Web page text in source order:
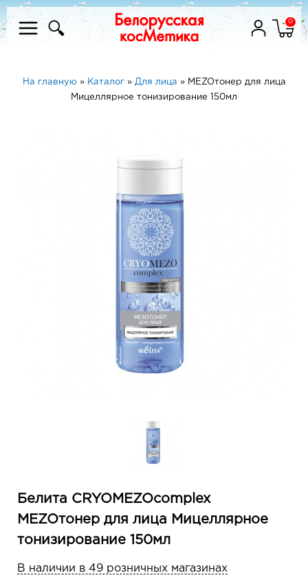
0
На главную» Каталог» Для лица » MEZOтонер для лица
Мицеллярное тонизирование 150мл
Белита CRYOMEZOcomplex
MEZOтонер для лица Мицеллярное
тонизирование 150мл
В наличии в 49 розничных магазинах